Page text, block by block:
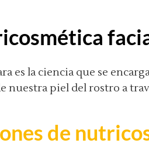
es la ciencia que se
nuestra piel del rostro a
de